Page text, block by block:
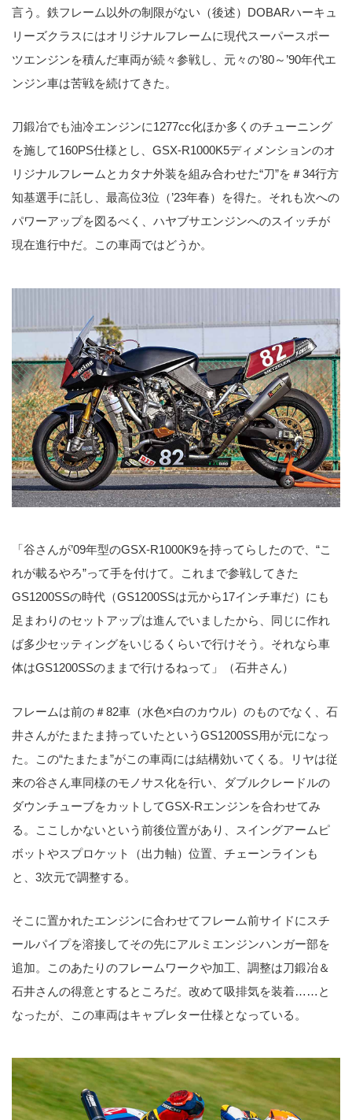
言う。鉄フレーム以外の制限がない（後述）DOBARハーキュ
リーズクラスにはオリジナルフレームに現代スーパースポー
ツエンジンを積んだ車両が続々参戦し、元々の’80～’90年代エ
ンジン車は苦戦を続けてきた。
刀鍛冶でも油冷エンジンに1277cc化ほか多くのチューニング
を施して160PS仕様とし、GSX-R1000K5ディメンションのオ
リジナルフレームとカタナ外装を組み合わせた“刀”を＃34行方
知基選手に託し、最高位3位（’23年春）を得た。それも次への
パワーアップを図るべく、ハヤブサエンジンへのスイッチが
現在進行中だ。この車両ではどうか。
「谷さんが’09年型のGSX-R1000K9を持ってらしたので、“こ
れが載るやろ”って手を付けて。これまで参戦してきた
GS1200SSの時代（GS1200SSは元から17インチ車だ）にも
足まわりのセットアップは進んでいましたから、同じに作れ
ば多少セッティングをいじるくらいで行けそう。それなら車
体はGS1200SSのままで行けるねって」（石井さん）
フレームは前の＃82車（水色×白のカウル）のものでなく、石
井さんがたまたま持っていたというGS1200SS用が元になっ
た。この“たまたま”がこの車両には結構効いてくる。リヤは従
来の谷さん車同様のモノサス化を行い、ダブルクレードルの
ダウンチューブをカットしてGSX-Rエンジンを合わせてみ
る。ここしかないという前後位置があり、スイングアームピ
ボットやスプロケット（出力軸）位置、チェーンラインも
と、3次元で調整する。
そこに置かれたエンジンに合わせてフレーム前サイドにスチ
ールパイプを溶接してその先にアルミエンジンハンガー部を
追加。このあたりのフレームワークや加工、調整は刀鍛冶＆
石井さんの得意とするところだ。改めて吸排気を装着……と
なったが、この車両はキャブレター仕様となっている。